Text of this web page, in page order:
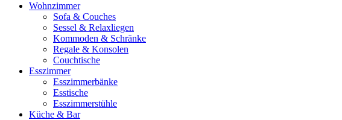
Wohnzimmer
Sofa & Couches
Sessel & Relaxliegen
Kommoden & Schränke
Regale & Konsolen
Couchtische
Esszimmer
Esszimmerbänke
Esstische
Esszimmerstühle
Küche & Bar